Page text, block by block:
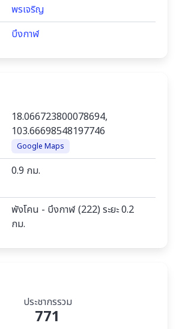
พรเจริญ
บึงกาฬ
18.066723800078694,
103.66698548197746
Google Maps
0.9 กม.
พังโคน - บึงกาฬ (222) ระยะ 0.2
กม.
ประชากรรวม
771